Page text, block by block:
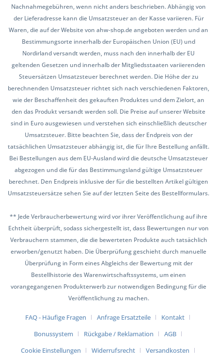
Nachnahmegebühren, wenn nicht anders beschrieben. Abhängig von
der Lieferadresse kann die Umsatzsteuer an der Kasse variieren. Für
Waren, die auf der Website von ahw-shop.de angeboten werden und an
Bestimmungsorte innerhalb der Europäischen Union (EU) und
Nordirland versandt werden, muss nach den innerhalb der EU
geltenden Gesetzen und innerhalb der Mitgliedsstaaten variierenden
Steuersätzen Umsatzsteuer berechnet werden. Die Höhe der zu
berechnenden Umsatzsteuer richtet sich nach verschiedenen Faktoren,
wie der Beschaffenheit des gekauften Produktes und dem Zielort, an
den das Produkt versandt werden soll. Die Preise auf unserer Website
sind in Euro ausgewiesen und verstehen sich einschließlich deutscher
Umsatzsteuer. Bitte beachten Sie, dass der Endpreis von der
tatsächlichen Umsatzsteuer abhängig ist, die für Ihre Bestellung anfällt.
Bei Bestellungen aus dem EU-Ausland wird die deutsche Umsatzsteuer
abgezogen und die für das Bestimmungsland gültige Umsatzsteuer
berechnet. Den Endpreis inklusive der für die bestellten Artikel gültigen
Umsatzsteuersätze sehen Sie auf der letzten Seite des Bestellformulars.
** Jede Verbraucherbewertung wird vor ihrer Veröffentlichung auf ihre
Echtheit überprüft, sodass sichergestellt ist, dass Bewertungen nur von
Verbrauchern stammen, die die bewerteten Produkte auch tatsächlich
erworben/genutzt haben. Die Überprüfung geschieht durch manuelle
Überprüfung in Form eines Abgleichs der Bewertung mit der
Bestellhistorie des Warenwirtschaftssystems, um einen
vorangegangenen Produkterwerb zur notwendigen Bedingung für die
Veröffentlichung zu machen.
FAQ - Häufige Fragen Anfrage Ersatzteile
Kontakt
Bonussystem
Rückgabe / Reklamation
AGB
Cookie Einstellungen
Widerrufsrecht Versandkosten